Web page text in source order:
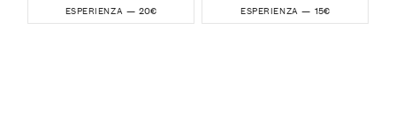
ESPERIENZA — 20€ ESPERIENZA — 15€